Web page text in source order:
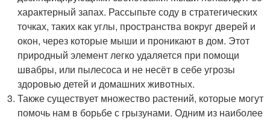
характерный запах. Рассыпьте соду в стратегических
точках, таких как углы, пространства вокруг дверей и
окон, через которые мыши и проникают в дом. Этот
природный элемент легко удаляется при помощи
швабры, или пылесоса и не несёт в себе угрозы
здоровью детей и домашних животных.
Также существует множество растений, которые могут
помочь нам в борьбе с грызунами. Одним из наиболее